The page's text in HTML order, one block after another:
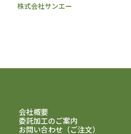
株式会社サンエー
会社概要
委託加工のご案内
お問い合わせ（ご注文）